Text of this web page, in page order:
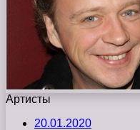
Артисты
20.01.2020